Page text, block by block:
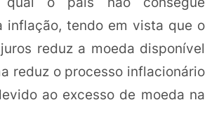
inflação, tendo em vista que o
reduz a moeda disponível
reduz o processo inflacionário
ao excesso de moeda na